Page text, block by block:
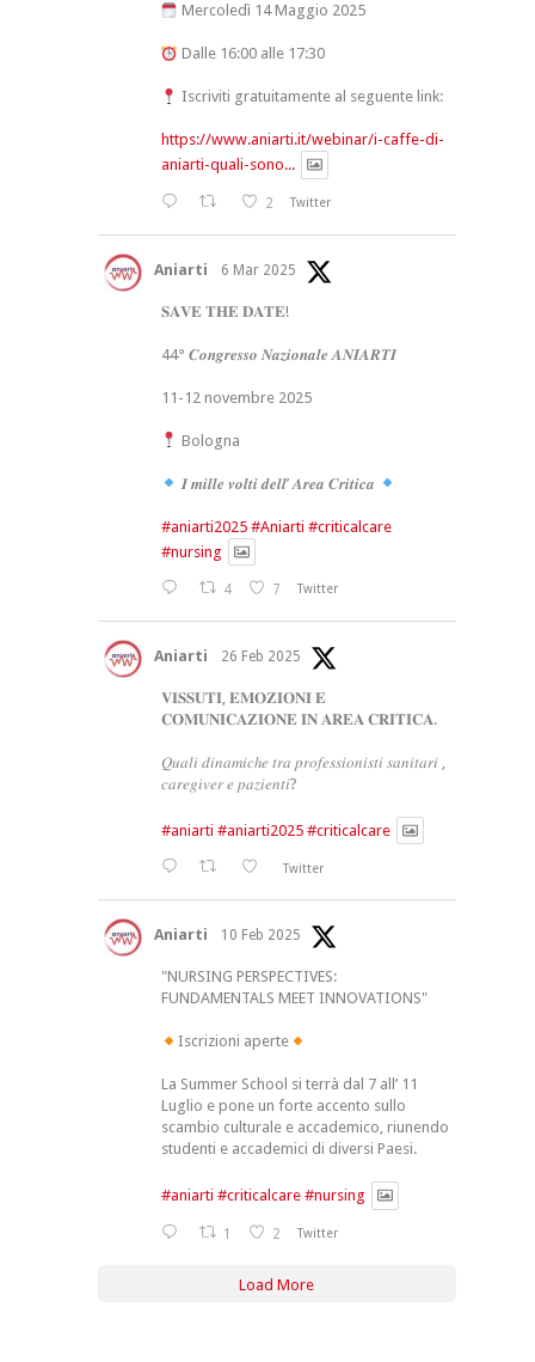
Mercoledì 14 Maggio 2025
Dalle 16:00 alle 17:30
Iscriviti gratuitamente al seguente link:
https://www.aniarti.it/webinar/i-caffe-di-
aniarti-quali-sono...
2 Twitter
Aniarti 6 Mar 2025
𝐒𝐀𝐕𝐄 𝐓𝐇𝐄 𝐃𝐀𝐓𝐄!
44° 𝑪𝒐𝒏𝒈𝒓𝒆𝒔𝒔𝒐 𝑵𝒂𝒛𝒊𝒐𝒏𝒂𝒍𝒆 𝑨𝑵𝑰𝑨𝑹𝑻𝑰
11-12 novembre 2025
Bologna
𝑰 𝒎𝒊𝒍𝒍𝒆 𝒗𝒐𝒍𝒕𝒊 𝒅𝒆𝒍𝒍’ 𝑨𝒓𝒆𝒂 𝑪𝒓𝒊𝒕𝒊𝒄𝒂
#aniarti2025 #Aniarti #criticalcare
#nursing
4 7 Twitter
Aniarti 26 Feb 2025
𝐕𝐈𝐒𝐒𝐔𝐓𝐈, 𝐄𝐌𝐎𝐙𝐈𝐎𝐍𝐈 𝐄
𝐂𝐎𝐌𝐔𝐍𝐈𝐂𝐀𝐙𝐈𝐎𝐍𝐄 𝐈𝐍 𝐀𝐑𝐄𝐀 𝐂𝐑𝐈𝐓𝐈𝐂𝐀.
𝑄𝑢𝑎𝑙𝑖 𝑑𝑖𝑛𝑎𝑚𝑖𝑐ℎ𝑒 𝑡𝑟𝑎 𝑝𝑟𝑜𝑓𝑒𝑠𝑠𝑖𝑜𝑛𝑖𝑠𝑡𝑖 𝑠𝑎𝑛𝑖𝑡𝑎𝑟𝑖 ,
𝑐𝑎𝑟𝑒𝑔𝑖𝑣𝑒𝑟 𝑒 𝑝𝑎𝑧𝑖𝑒𝑛𝑡𝑖?
#aniarti #aniarti2025 #criticalcare
Twitter
Aniarti 10 Feb 2025
"NURSING PERSPECTIVES:
FUNDAMENTALS MEET INNOVATIONS"
Iscrizioni aperte
La Summer School si terrà dal 7 all’ 11
Luglio e pone un forte accento sullo
scambio culturale e accademico, riunendo
studenti e accademici di diversi Paesi.
#aniarti #criticalcare #nursing
1 2 Twitter
Load More